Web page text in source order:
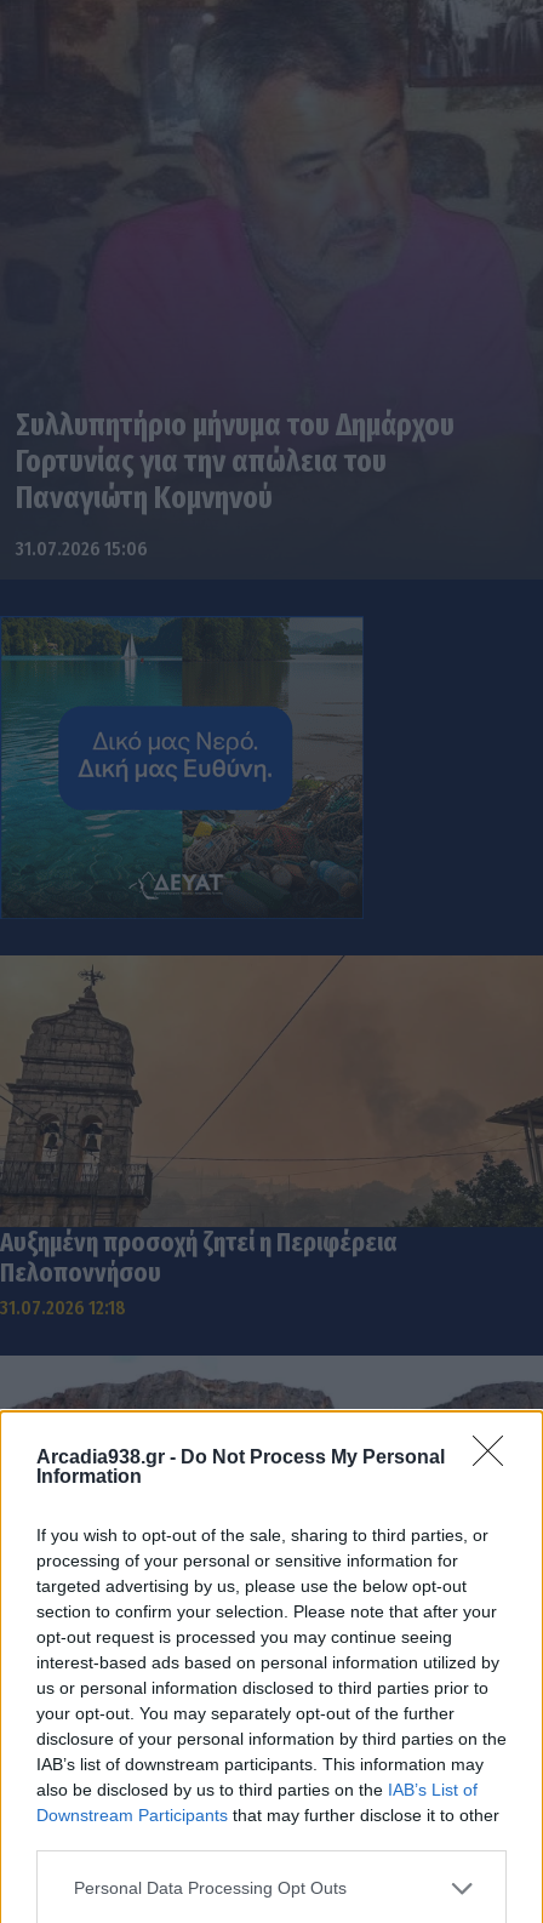
Arcadia938.gr - Do Not Process My Personal
Information
If you wish to opt-out of the sale, sharing to third parties, or
processing of your personal or sensitive information for
targeted advertising by us, please use the below opt-out
section to confirm your selection. Please note that after your
opt-out request is processed you may continue seeing
interest-based ads based on personal information utilized by
us or personal information disclosed to third parties prior to
your opt-out. You may separately opt-out of the further
disclosure of your personal information by third parties on the
IAB’s list of downstream participants. This information may
also be disclosed by us to third parties on the IAB’s List of
Downstream Participants that may further disclose it to other
Personal Data Processing Opt Outs
Συλλυπητήριο μήνυμα του Δημάρχου
Γορτυνίας για την απώλεια του
Παναγιώτη Κομνηνού
31.07.2026 15:06
Αυξημένη προσοχή ζητεί η Περιφέρεια
Πελοποννήσου
31.07.2026 12:18
Ορνιθολογική Εταιρεία: "Κακή ιδέα" ο φωτισμός
του Κοκκινόβραχου στο Λεωνίδιο
31.07.2026 11:12